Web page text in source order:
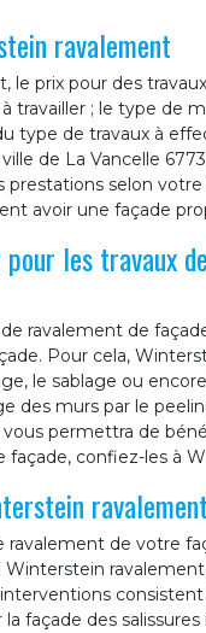
ravalement
prix pour des
travailler ; le type de
type de travaux à
de La Vancelle
prestations selon
avoir une façade
les travaux
ravalement de
Pour cela,
le sablage ou
des murs par le
vous permettra de
façade, confiez-les à
ravalement de votre
façade des